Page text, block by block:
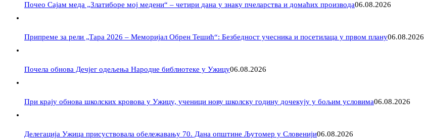
Почео Сајам меда „Златиборе мој медени“ – четири дана у знаку пчеларства и домаћих производа06.08.2026
Припреме за рели „Тара 2026 – Меморијал Обрен Тешић“: Безбедност учесника и посетилаца у првом плану06.08.2026
Почела обнова Дечјег одељења Народне библиотеке у Ужицу06.08.2026
При крају обнова школских кровова у Ужицу, ученици нову школску годину дочекују у бољим условима06.08.2026
Делегација Ужица присуствовала обележавању 70. Дана општине Љутомер у Словенији06.08.2026